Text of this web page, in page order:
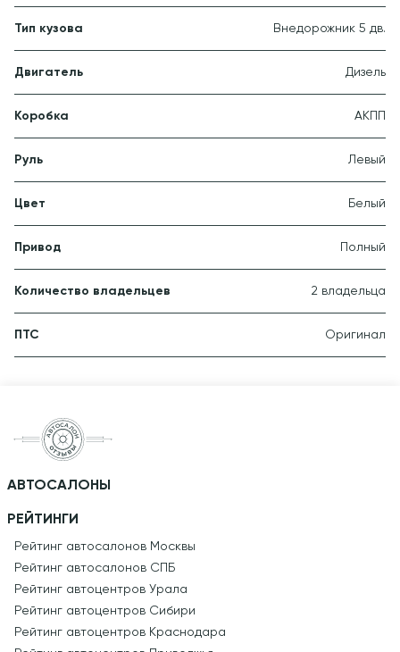
Тип кузова Внедорожник 5 дв.
Двигатель Дизель
Коробка АКПП
Руль Левый
Цвет Белый
Привод Полный
Количество владельцев 2 владельца
ПТС Оригинал
АВТОСАЛОНЫ
РЕЙТИНГИ
Рейтинг автосалонов Москвы
Рейтинг автосалонов СПБ
Рейтинг автоцентров Урала
Рейтинг автоцентров Сибири
Рейтинг автоцентров Краснодара